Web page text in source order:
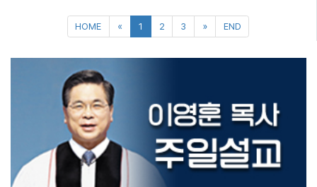
황여정(자유기고가)
답례를 써내려갔을 것을 생각하면 마음이 뭉클해옵니다. 그 직원은 참으로 선한 사람
이었을 것 같습니다. ‘감사합니다’는 참 아름다운 말입니다. 그러나 쉽게 들을 수 없는
습니다. 사람들은 점점 서운함에는 더 예민하지만 고마움에는 둔감해지고 있습니다.
나이, 직업, 학벌, 빈부와 관계없이 공통적인 현상인 것 같습니다. 아무 것도 가진 것 없
이 태어나서 지금 이 순간 여기까지 살아왔다는 것 하나로도 감사할 일인데, 혹시 나는
아직도 ‘나에게 조금 더 주십시오’만 부르짖고 있는 것은 아닌지 반성하고 회개할 일입
니다. 성경은 온통 감사와 기쁨의 기록으로 가득 차 있습니다. 작은 일에 감사하면 기쁨
이 찾아오고 활력이 되살아나고 용기가 샘솟습니다. 감사함이 느껴지지 않는다면 억지
로라도 노력해볼 일입니다. 성경을 읽고 기도하기를 반복하면 잃어버린 감사의 마음을
회복할 수 있습니다. 지금 나의 삶이 지치고 피곤하다면 ‘감사’를 오래전 잃어버렸거나
잠시 잊어버렸기 때문은 아닐까요. 나신하 기자(KBS)
42.195㎞를 달리는 경주에서 5㎞ 구간이나 반환점을 먼저 통과한 선수가 반드시
결승점에 1위로 선착한다는 보장이 없습니다. 마찬가지로 대학에 진학했느냐, 못 했느
라서 수능이나 대입 결과에 좌절하거나 절망해서는 안 됩니다. 자만해서도 안 됩니다.
진정 필요한 것은 미래를 긴 안목으로 보는 지혜입니다. 삶에 있어 정작 중요한 것은 남
보다 빨리 가는 것이 아니라 올바른 목표를 향해 꾸준히 바로 가는 것입니다. 그리고 무
엇보다도 예수님을 모시고 예수님과 함께 가는 것이 가장 소중합니다. 하나님께서는
인간을 다양하게 만드셨습니다. 성경에도 다윗이나 다니엘처럼 연소할 때부터 주님의
부르심을 경험한 인물이 있는가 하면, 아브라함이나 모세처럼 연만하여 주님의 소명을
받은 경우도 있습니다. 화사하고 강렬한 봄꽃을 닮은 삶이 있는가 하면 구절초나 국화
처럼 그윽하고 고결한 가을꽃 같은 인생도 있는 것입니다. 전능하신 예수님께서는 우
리 각자의 삶에 놀라운 계획을 갖고 계십니다. 예수님 안에 거하기만 한다면 시험 성적
의 높고 낮음에 관계없이 수험생 여러분들은 이미 인생의 성공자입니다. 주님 안에서
실 딸네 집이나 며느리 집에 가면 새살림이라 반짝반짝하고 깔끔한 게 보기 좋았다. 그
러다 내 집에 오면 묵은 살림에 짝 안 맞는 그릇 등을 보며 내심 ‘나도 확 다 버리고 새
궁상떠는 내 모습이 싫다. 몸도 예전 같지 않고 여기 저기 아픈 곳도 생긴다. 마음은 봄
을 타고 몸은 가을을 탄다더니 그래서 그런지 어느 날 며느리한테 여기저기 몸 아프단
얘길 하고 있는 나를 발견했다. 그 때 내 딸이 하던 말이 생각났다. “우리 어머니는 맨날
아프데서 전화걸기 싫어. 여기 아프다. 저기 아프다 하셔. 한번은 119를 불러 병원 가셨
다고해서 허겁지겁 병원으로 갔는데 의사가 괜찮다고 하잖아. 그래서 한숨 돌리고 집
에 왔지. 다음날 전화하니 퇴근하고 오라 하시는 거야. 엄마, 내가 놀아? 애 안 키워?”
그 이야기를 들으니까 정신이 번쩍 났다. ‘아, 내 며느리도 내가 징징대면 이런 기분이
겠다’ 싶었다. 나이가 들면 실제로 여기 저기 아픈 곳도 많아지고 정서적으로도 누군가
와 더 많은 유대를 갖고 싶다. 내가 자꾸 잊혀질 것 같아 걱정도 많아진다. 역할이 점점
줄어들고 바깥 활동에서도 자신감이 없어진다. 100세 시대라고 한다. 나이 칠십도 결
HOME